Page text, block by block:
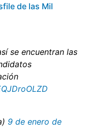
de las Mil
se encuentran las
9 de enero de